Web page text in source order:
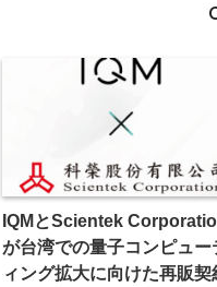
IQMとScientek
が台湾での量子コンピュー
ィング拡大に向けた再販契